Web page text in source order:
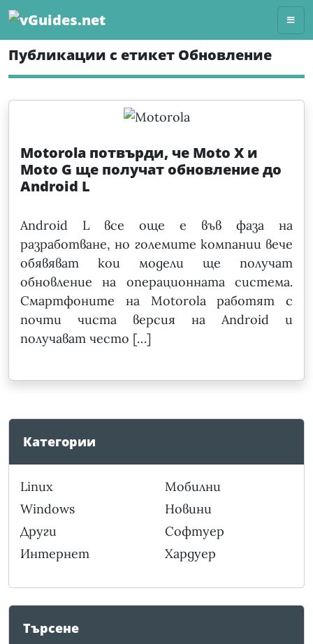
Skip
content
Публикации с етикет Обновление
Motorola потвърди, че Moto X и
Moto G ще получат обновление до
Android L
Android L все още е във фаза на
разработване, но големите компании вече
обявяват кои модели ще получат
обновление на операционната система.
Смартфоните на Motorola работят с
почти чиста версия на Android и
получават често […]
Категории
Linux
Windows
Други
Интернет
Мобилни
Новини
Софтуер
Хардуер
Търсене